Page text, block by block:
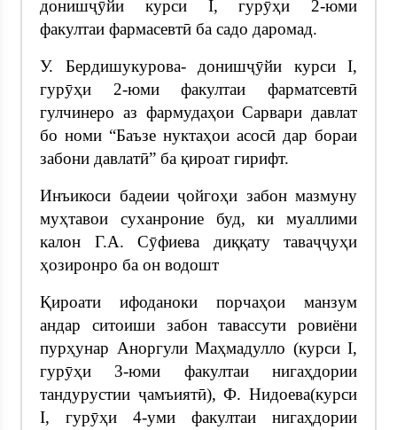
донишҷӯйи курси I, гурӯҳи 2-юми
факултаи фармасевтӣ ба садо даромад.
У. Бердишукурова- донишҷӯйи курси I,
гурӯҳи 2-юми факултаи фарматсевтӣ
гулчинеро аз фармудаҳои Сарвари давлат
бо номи “Баъзе нуктаҳои асосӣ дар бораи
забони давлатӣ” ба қироат гирифт.
Инъикоси бадеии ҷойгоҳи забон мазмуну
муҳтавои суханроние буд, ки муаллими
калон Г.А. Сӯфиева диққату таваҷҷуҳи
ҳозиронро ба он водошт
Қироати ифоданоки порчаҳои манзум
андар ситоиши забон тавассути ровиёни
пурҳунар Аноргули Маҳмадулло (курси I,
гурӯҳи 3-юми факултаи нигаҳдории
тандурустии ҷамъиятӣ), Ф. Нидоева(курси
I, гурӯҳи 4-уми факултаи нигаҳдории